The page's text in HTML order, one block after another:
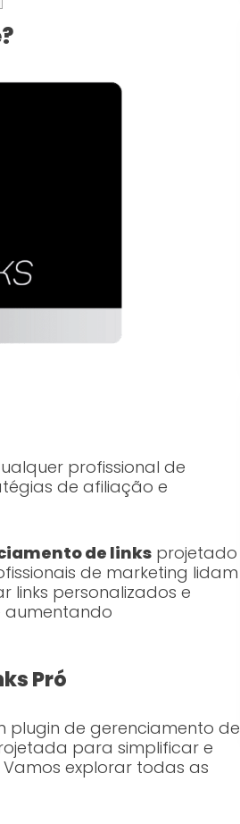
profissional de
de afiliação e
de linksprojetado
de marketing lidam
links personalizados e
aumentando
Pró
plugin de gerenciamento de
para simplificar e
Vamos explorar todas as